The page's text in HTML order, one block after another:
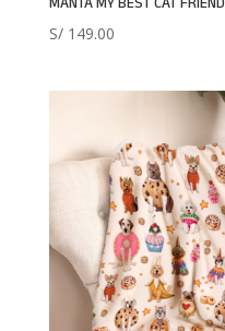
MANTA MY BEST CAT FRIEND
S/149.00